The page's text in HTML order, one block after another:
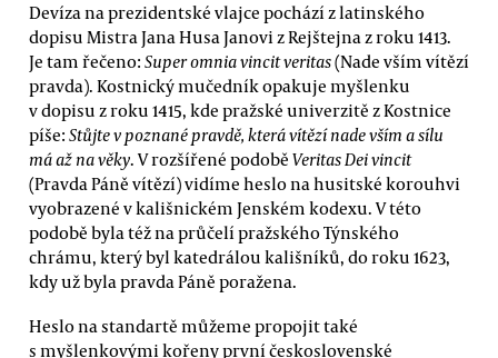
Devíza na prezidentské vlajce pochází z latinského
dopisu Mistra Jana Husa Janovi z Rejštejna z roku 1413.
Je tam řečeno: Super omnia vincit veritas(Nade vším vítězí
pravda). Kostnický mučedník opakuje myšlenku
v dopisu z roku 1415, kde pražské univerzitě z Kostnice
píše: Stůjte v poznané pravdě, která vítězí nade vším a sílu
má až na věky. V rozšířené podobě Veritas Dei vincit
(Pravda Páně vítězí) vidíme heslo na husitské korouhvi
vyobrazené v kališnickém Jenském kodexu. V této
podobě byla též na průčelí pražského Týnského
chrámu, který byl katedrálou kališníků, do roku 1623,
kdy už byla pravda Páně poražena.
Heslo na standartě můžeme propojit také
s myšlenkovými kořeny první československé